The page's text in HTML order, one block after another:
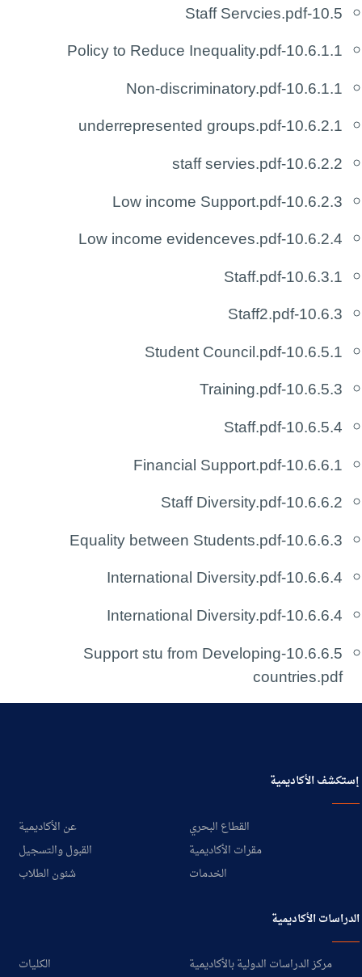
accommodation policy
10.6.11 Anti- Harassment
Policy
10.5-Staff Servcies.pdf
10.6.1.1-Policy to Reduce Inequality.pdf
10.6.1.1-Non-discriminatory.pdf
10.6.2.1-underrepresented groups.pdf
10.6.2.2-staff servies.pdf
10.6.2.3-Low income Support.pdf
10.6.2.4-Low income evidenceves.pdf
10.6.3.1-Staff.pdf
10.6.3-Staff2.pdf
10.6.5.1-Student Council.pdf
10.6.5.3-Training.pdf
10.6.5.4-Staff.pdf
10.6.6.1-Financial Support.pdf
10.6.6.2-Staff Diversity.pdf
10.6.6.3-Equality between Students.pdf
10.6.6.4-International Diversity.pdf
10.6.6.4-International Diversity.pdf
10.6.6.5-Support stu from Developing
countries.pdf
إستكشف الأكاديمية
عن الأكاديمية
القطاع البحري
القبول والتسجيل
مقرات الأكاديمية
شئون الطلاب
الخدمات
الدراسات الأكاديمية
الكليات
مركز الدراسات الدولية بالأكاديمية